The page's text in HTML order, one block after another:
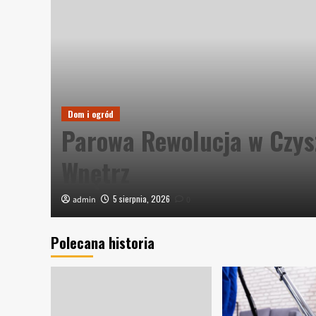
Dom i ogród
Parowa Rewolucja w
Wnętrz
admin 5 sierpnia, 2026
Polecana historia